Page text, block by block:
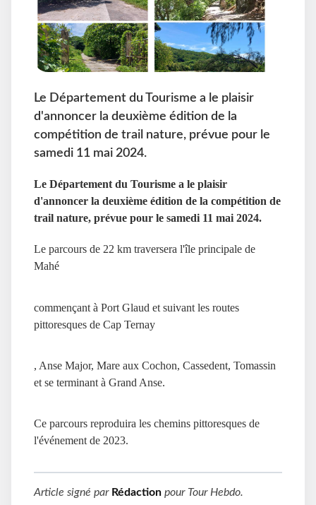
Le Département du Tourisme a le plaisir
d'annoncer la deuxième édition de la
compétition de trail nature, prévue pour le
samedi 11 mai 2024.
Le Département du Tourisme a le plaisir
d'annoncer la deuxième édition de la compétition de
trail nature, prévue pour le samedi 11 mai 2024.
Le parcours de 22 km traversera l'île principale de
Mahé
commençant à Port Glaud et suivant les routes
pittoresques de Cap Ternay
, Anse Major, Mare aux Cochon, Cassedent, Tomassin
et se terminant à Grand Anse.
Ce parcours reproduira les chemins pittoresques de
l'événement de 2023.
Article signé par Rédaction pour Tour Hebdo.